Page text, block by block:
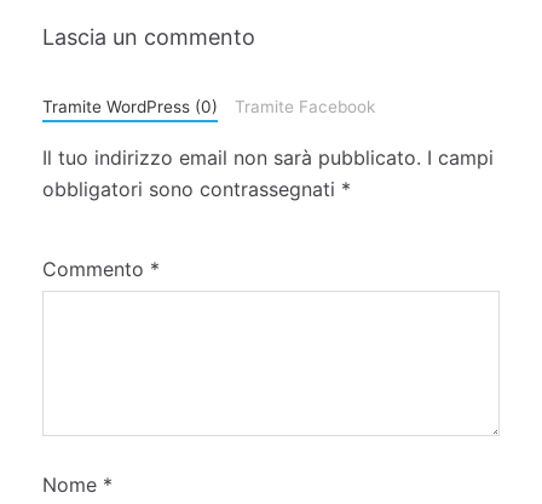
Lascia un commento
Tramite WordPress (0) Tramite Facebook
Il tuo indirizzo email non sarà pubblicato. I campi
obbligatori sono contrassegnati *
Commento *
Nome *